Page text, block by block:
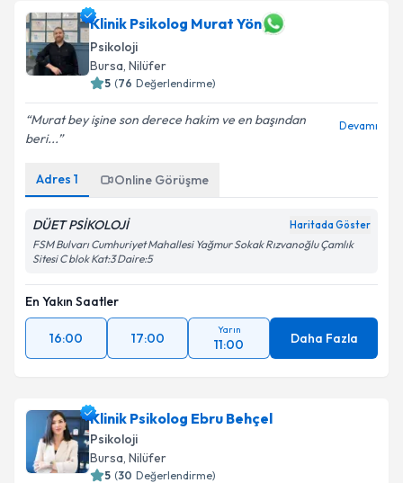
Klinik Psikolog Murat Yön
Psikoloji
Bursa, Nilüfer
5 (76 Değerlendirme)
Murat bey işine son derece hakim ve en başından
beri...
Devamı
Adres 1 Online Görüşme
DÜET PSİKOLOJİ Haritada Göster
FSM Bulvarı Cumhuriyet Mahallesi Yağmur Sokak Rızvanoğlu Çamlık
Sitesi C blok Kat:3 Daire:5
En Yakın Saatler
16:00 17:00
Yarın
11:00 Daha Fazla
Klinik Psikolog Ebru Behçel
Psikoloji
Bursa, Nilüfer
5 (30 Değerlendirme)